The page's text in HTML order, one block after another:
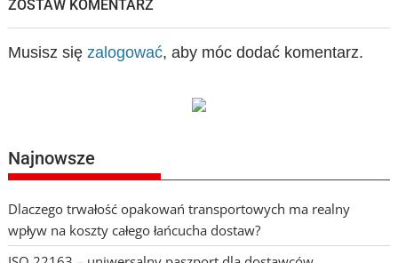
ZOSTAW KOMENTARZ
Musisz się zalogować, aby móc dodać komentarz.
Najnowsze
Dlaczego trwałość opakowań transportowych ma realny
wpływ na koszty całego łańcucha dostaw?